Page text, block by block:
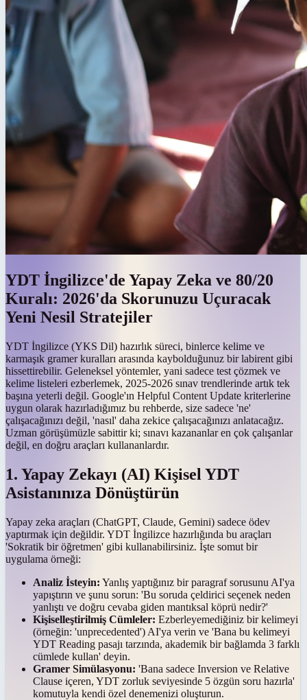
YDT İngilizce'de Yapay Zeka ve 80/20
Kuralı: 2026'da Skorunuzu Uçuracak
Yeni Nesil Stratejiler
YDT İngilizce (YKS Dil) hazırlık süreci, binlerce kelime ve
karmaşık gramer kuralları arasında kaybolduğunuz bir labirent gibi
hissettirebilir. Geleneksel yöntemler, yani sadece test çözmek ve
kelime listeleri ezberlemek, 2025-2026 sınav trendlerinde artık tek
başına yeterli değil. Google'ın Helpful Content Update kriterlerine
uygun olarak hazırladığımız bu rehberde, size sadece 'ne'
çalışacağınızı değil, 'nasıl' daha zekice çalışacağınızı anlatacağız.
Uzman görüşümüzle sabittir ki; sınavı kazananlar en çok çalışanlar
değil, en doğru araçları kullananlardır.
1. Yapay Zekayı (AI) Kişisel YDT
Asistanınıza Dönüştürün
Yapay zeka araçları (ChatGPT, Claude, Gemini) sadece ödev
yaptırmak için değildir. YDT İngilizce hazırlığında bu araçları
'Sokratik bir öğretmen' gibi kullanabilirsiniz. İşte somut bir
uygulama örneği:
Analiz İsteyin: Yanlış yaptığınız bir paragraf sorusunu AI'ya
yapıştırın ve şunu sorun: 'Bu soruda çeldirici seçenek neden
yanlıştı ve doğru cevaba giden mantıksal köprü nedir?'
Kişiselleştirilmiş Cümleler: Ezberleyemediğiniz bir kelimeyi
(örneğin: 'unprecedented') AI'ya verin ve 'Bana bu kelimeyi
YDT Reading pasajı tarzında, akademik bir bağlamda 3 farklı
cümlede kullan' deyin.
Gramer Simülasyonu: 'Bana sadece Inversion ve Relative
Clause içeren, YDT zorluk seviyesinde 5 özgün soru hazırla'
komutuyla kendi özel denemenizi oluşturun.